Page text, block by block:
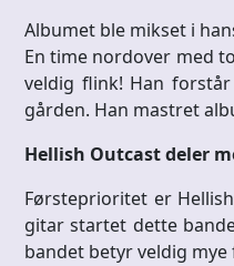
Albumet ble mikset i
En time nordover med
veldig flink! Han
gården. Han mastret
Hellish Outcast deler
Førsteprioritet er
gitar startet dette
bandet betyr veldig mye